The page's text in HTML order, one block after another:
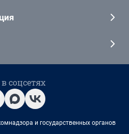
соцсетях
и государственных органов